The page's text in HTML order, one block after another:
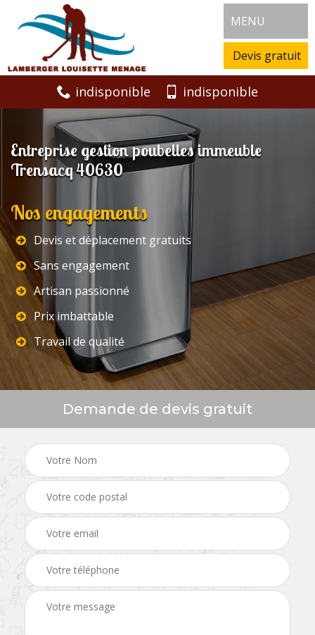
MENU
Devis gratuit
indisponible indisponible
Entreprise gestion poubelles immeuble
Trensacq 40630
Nos engagements
Devis et déplacement gratuits
Sans engagement
Artisan passionné
Prix imbattable
Travail de qualité
Demande de devis gratuit